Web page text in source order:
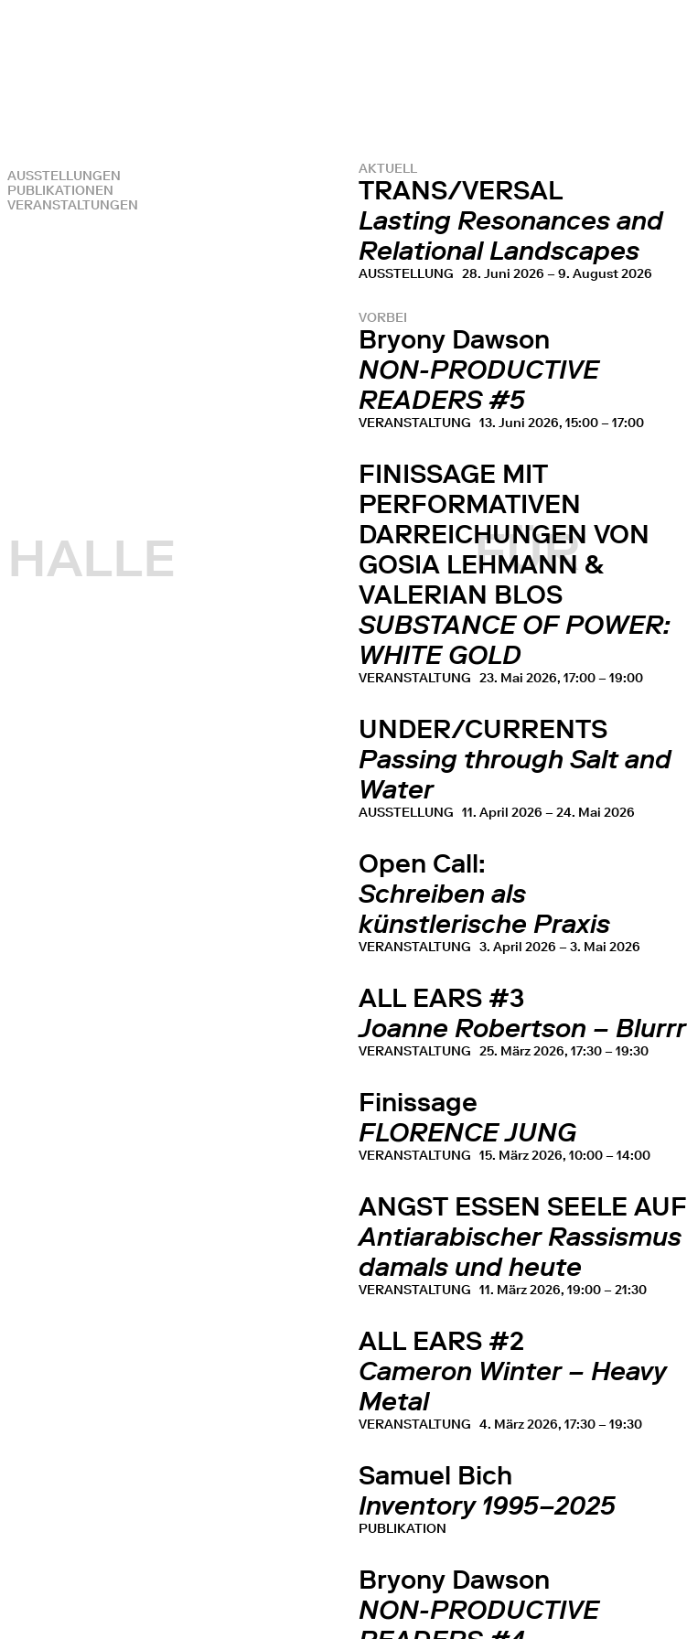
HALLE FÜR
AUSSTELLUNGEN
PUBLIKATIONEN
VERANSTALTUNGEN
AKTUELL
TRANS/VERSAL
Lasting Resonances and
Relational Landscapes
AUSSTELLUNG 28. Juni 2026 – 9. August 2026
VORBEI
Bryony Dawson
NON-PRODUCTIVE
READERS #5
VERANSTALTUNG 13. Juni 2026, 15:00 – 17:00
FINISSAGE MIT
PERFORMATIVEN
DARREICHUNGEN VON
GOSIA LEHMANN &
VALERIAN BLOS
SUBSTANCE OF POWER:
WHITE GOLD
VERANSTALTUNG 23. Mai 2026, 17:00 – 19:00
UNDER/CURRENTS
Passing through Salt and
Water
AUSSTELLUNG 11. April 2026 – 24. Mai 2026
Open Call:
Schreiben als
künstlerische Praxis
VERANSTALTUNG 3. April 2026 – 3. Mai 2026
ALL EARS #3
Joanne Robertson – Blurrr
VERANSTALTUNG 25. März 2026, 17:30 – 19:30
Finissage
FLORENCE JUNG
VERANSTALTUNG 15. März 2026, 10:00 – 14:00
ANGST ESSEN SEELE AUF
Antiarabischer Rassismus
damals und heute
VERANSTALTUNG 11. März 2026, 19:00 – 21:30
ALL EARS #2
Cameron Winter – Heavy
Metal
VERANSTALTUNG 4. März 2026, 17:30 – 19:30
Samuel Bich
Inventory 1995–2025
PUBLIKATION
Bryony Dawson
NON-PRODUCTIVE